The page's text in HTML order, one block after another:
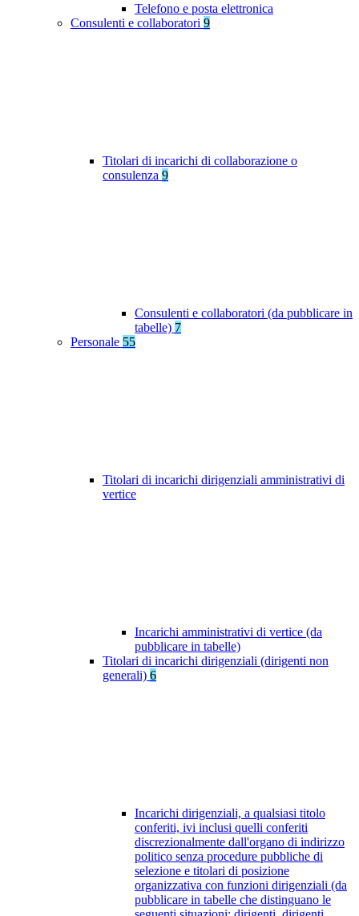
Telefono e posta elettronica
Consulenti e collaboratori 9
Titolari di incarichi di collaborazione o
consulenza 9
Consulenti e collaboratori (da pubblicare in
tabelle) 7
Personale 55
Titolari di incarichi dirigenziali amministrativi di
vertice
Incarichi amministrativi di vertice (da
pubblicare in tabelle)
Titolari di incarichi dirigenziali (dirigenti non
generali) 6
Incarichi dirigenziali, a qualsiasi titolo
conferiti, ivi inclusi quelli conferiti
discrezionalmente dall'organo di indirizzo
politico senza procedure pubbliche di
selezione e titolari di posizione
organizzativa con funzioni dirigenziali (da
pubblicare in tabelle che distinguano le